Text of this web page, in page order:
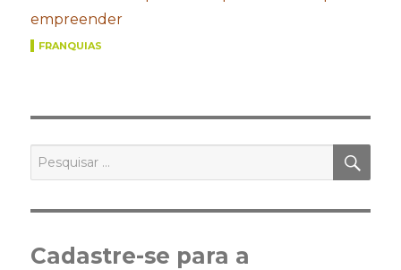
empreender
FRANQUIAS
por:
Cadastre-se para a